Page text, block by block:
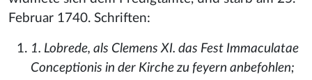
Februar 1740. Schriften:
1. Lobrede, als Clemens XI. das Fest Immaculatae
Conceptionis in der Kirche zu feyern anbefohlen;